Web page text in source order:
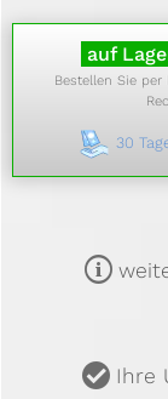
auf
Bestellen Sie per
30
m
u Ihre